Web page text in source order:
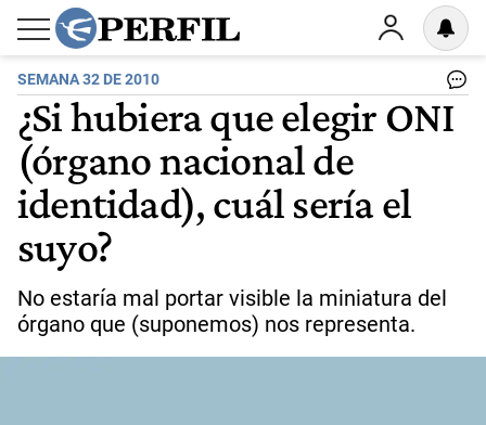
SEMANA 32 DE 2010
¿Si hubiera que elegir ONI
(órgano nacional de
identidad), cuál sería el
suyo?
No estaría mal portar visible la miniatura del
órgano que (suponemos) nos representa.